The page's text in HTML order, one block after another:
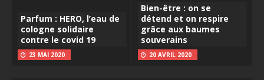
Parfum : HERO, l’eau de
cologne solidaire
contre le covid 19
23 MAI 2020
Bien-être : on se
détend et on respire
grâce aux baumes
souverains
20 AVRIL 2020